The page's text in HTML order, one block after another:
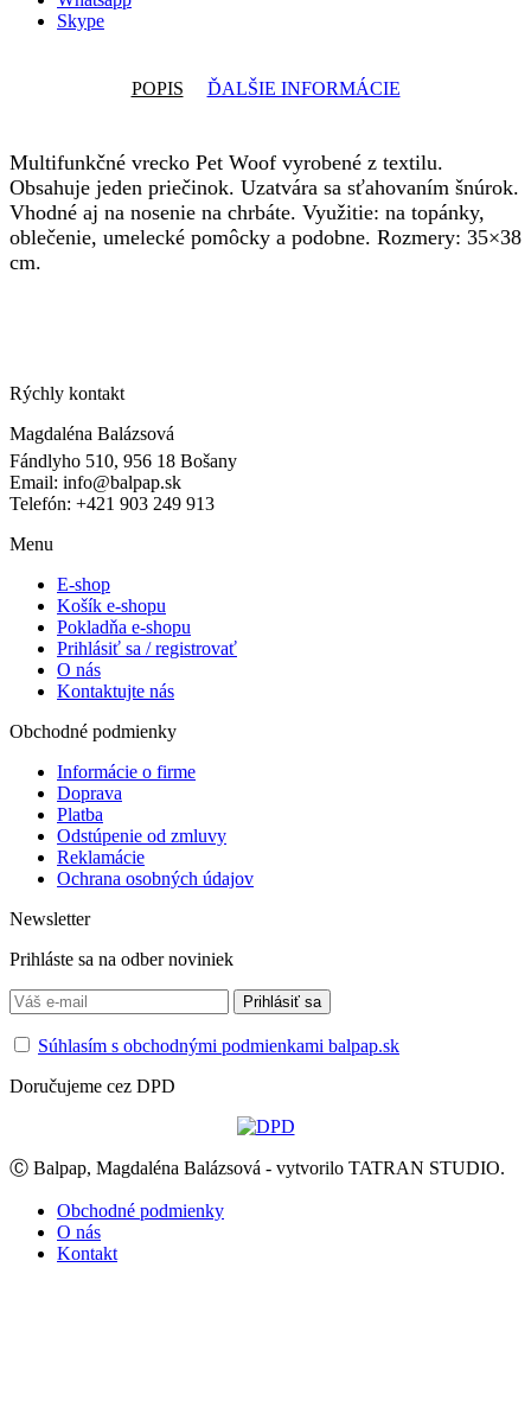
Skype
POPIS ĎALŠIE INFORMÁCIE
Multifunkčné vrecko Pet Woof vyrobené z textilu.
Obsahuje jeden priečinok. Uzatvára sa sťahovaním šnúrok.
Vhodné aj na nosenie na chrbáte. Využitie: na topánky,
oblečenie, umelecké pomôcky a podobne. Rozmery: 35×38
cm.
Rýchly kontakt
Magdaléna Balázsová
Fándlyho 510, 956 18 Bošany
Email: info@balpap.sk
Telefón: +421 903 249 913
Menu
E-shop
Košík e-shopu
Pokladňa e-shopu
Prihlásiť sa / registrovať
O nás
Kontaktujte nás
Obchodné podmienky
Informácie o firme
Doprava
Platba
Odstúpenie od zmluvy
Reklamácie
Ochrana osobných údajov
Newsletter
Prihláste sa na odber noviniek
Súhlasím s obchodnými podmienkami balpap.sk
Doručujeme cez DPD
Ⓒ Balpap, Magdaléna Balázsová - vytvorilo TATRAN STUDIO.
Obchodné podmienky
O nás
Kontakt